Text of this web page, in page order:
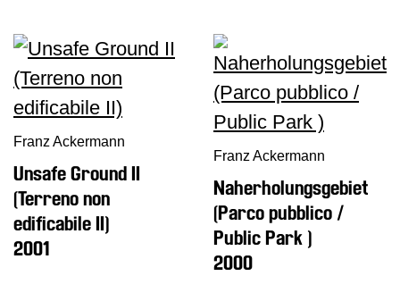
Franz Ackermann
Unsafe Ground II
(Terreno non
edificabile II)
2001
Franz Ackermann
Naherholungsgebiet
(Parco pubblico /
Public Park )
2000